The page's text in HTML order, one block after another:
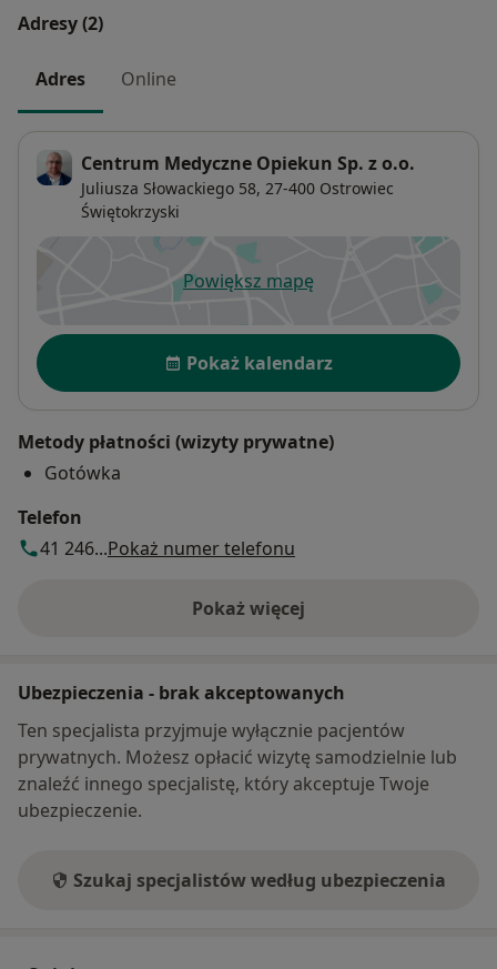
Adresy (2)
Adres Online
Centrum Medyczne Opiekun Sp. z o.o.
Juliusza Słowackiego 58, 27-400 Ostrowiec
Świętokrzyski
Powiększ mapęotwiera się w nowej karcie
Dostępność
Pokaż kalendarz
Metody płatności (wizyty prywatne)
Gotówka
Telefon
41 246...Pokaż numer telefonu
Pokaż więcej
o adresie
Ubezpieczenia - brak akceptowanych
Ten specjalista przyjmuje wyłącznie pacjentów
prywatnych. Możesz opłacić wizytę samodzielnie lub
znaleźć innego specjalistę, który akceptuje Twoje
ubezpieczenie.
Szukaj specjalistów według ubezpieczenia